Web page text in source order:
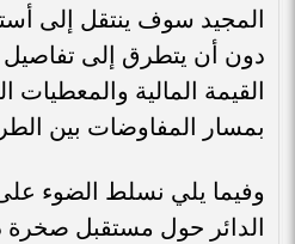
المجيد سوف ينتقل إلى
دون أن يتطرق إلى
القيمة المالية والمعطيات
بمسار المفاوضات بين
وفيما يلي نسلط الضوء
الدائر حول مستقبل صخرة